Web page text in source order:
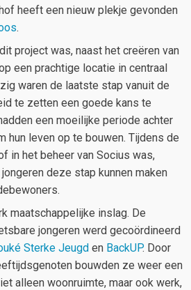
heeft een nieuw plekje gevonden
.
project was, naast het creëren van
een prachtige locatie in centraal
waren de laatste stap vanuit de
te zetten een goede kans te
een moeilijke periode achter
hun leven op te bouwen. Tijdens de
in het beheer van Socius was,
deze stap kunnen maken
maatschappelijke inslag. De
jongeren werd gecoördineerd
Sterke Jeugd en BackUP. Door
bouwden ze weer een
alleen woonruimte, maar ook werk,